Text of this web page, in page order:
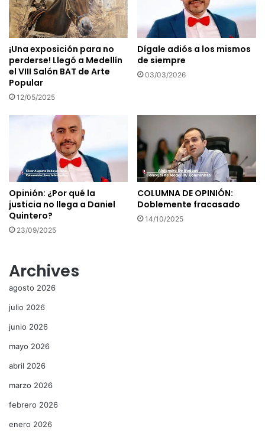
¡Una exposición para no
perderse! Llegó a Medellín
el VIII Salón BAT de Arte
Popular
12/05/2025
Dígale adiós a los mismos
de siempre
03/03/2026
Opinión: ¿Por qué la
justicia no llega a Daniel
Quintero?
23/09/2025
COLUMNA DE OPINIÓN:
Doblemente fracasado
14/10/2025
Archives
agosto 2026
julio 2026
junio 2026
mayo 2026
abril 2026
marzo 2026
febrero 2026
enero 2026